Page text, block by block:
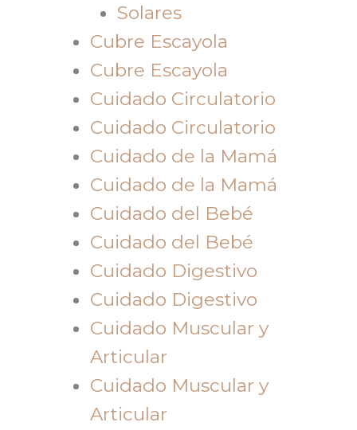
Solares
Cubre Escayola
Cubre Escayola
Cuidado Circulatorio
Cuidado Circulatorio
Cuidado de la Mamá
Cuidado de la Mamá
Cuidado del Bebé
Cuidado del Bebé
Cuidado Digestivo
Cuidado Digestivo
Cuidado Muscular y
Articular
Cuidado Muscular y
Articular